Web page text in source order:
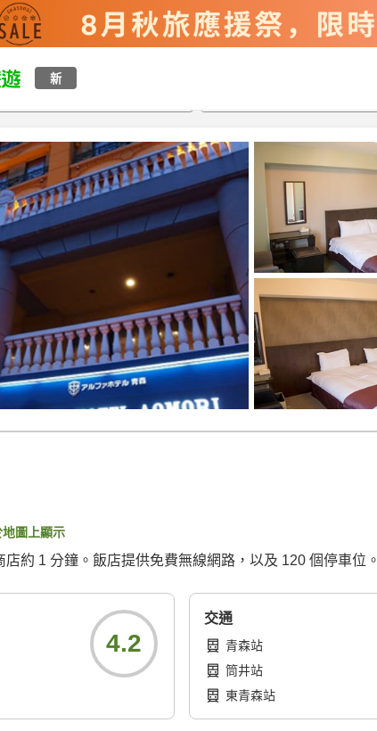
新
地圖上顯示
約 1 分鐘。飯店提供免費無線網路，以及 120 個停車位。
4.2
交通
青森站
筒井站
東青森站